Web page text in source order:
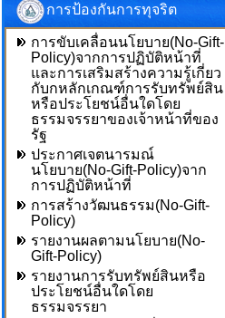
การป้องกันการทุจริต
การขับเคลื่อนนโยบาย(No-Gift-
Policy)จากการปฏิบัติหน้าที่
และการเสริมสร้างความรู้เกี่ยว
กับกหลักเกณฑ์การรับทรัพย์สิน
หรือประโยชน์อื่นใดโดย
ธรรมจรรยาของเจ้าหน้าที่ของ
รัฐ
ประกาศเจตนารมณ์
นโยบาย(No-Gift-Policy)จาก
การปฏิบัติหน้าที่
การสร้างวัฒนธรรม(No-Gift-
Policy)
รายงานผลตามนโยบาย(No-
Gift-Policy)
รายงานการรับทรัพย์สินหรือ
ประโยชน์อื่นใดโดย
ธรรมจรรยา